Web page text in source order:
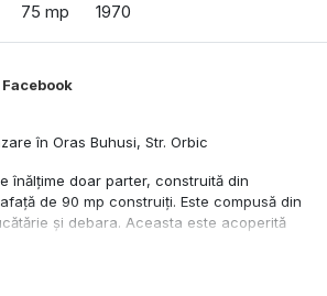
75 mp 1970
Facebook
în Oras Buhusi, Str. Orbic
înălțime doar parter, construită din
de 90 mp construiți. Este compusă din
și debara. Aceasta este acoperită